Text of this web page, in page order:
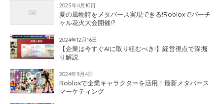
2025年4月10日
夏の風物詩をメタバース実現できる!Robloxでバーチ
ャル花火大会開催!?
2024年12月16日
【企業は今すぐAIに取り組むべき!】経営視点で深掘
り解説
2024年9月4日
Robloxで企業キャラクターを活用！最新メタバース
マーケティング